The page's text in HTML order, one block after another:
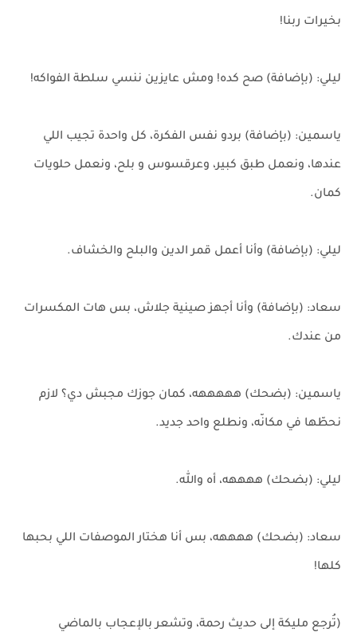
بخيرات ربنا!
ليلي: (بإضافة) صح كده! ومش عايزين ننسي سلطة الفواكه!
ياسمين: (بإضافة) بردو نفس الفكرة، كل واحدة تجيب اللي
عندها، ونعمل طبق كبير، وعرقسوس و بلح، ونعمل حلويات
كمان.
ليلي: (بإضافة) وأنا أعمل قمر الدين والبلح والخشاف.
سعاد: (بإضافة) وأنا أجهز صينية جلاش، بس هات المكسرات
من عندك.
ياسمين: (بضحك) هههههه، كمان جوزك مجبش دي؟ لازم
نحطّها في مكانّه، ونطلع واحد جديد.
ليلي: (بضحك) ههههه، أه والله.
سعاد: (بضحك) ههههه، بس أنا هختار الموصفات اللي بحبها
كلها!
(تُرجع مليكة إلى حديث رحمة، وتشعر بالإعجاب بالماضي